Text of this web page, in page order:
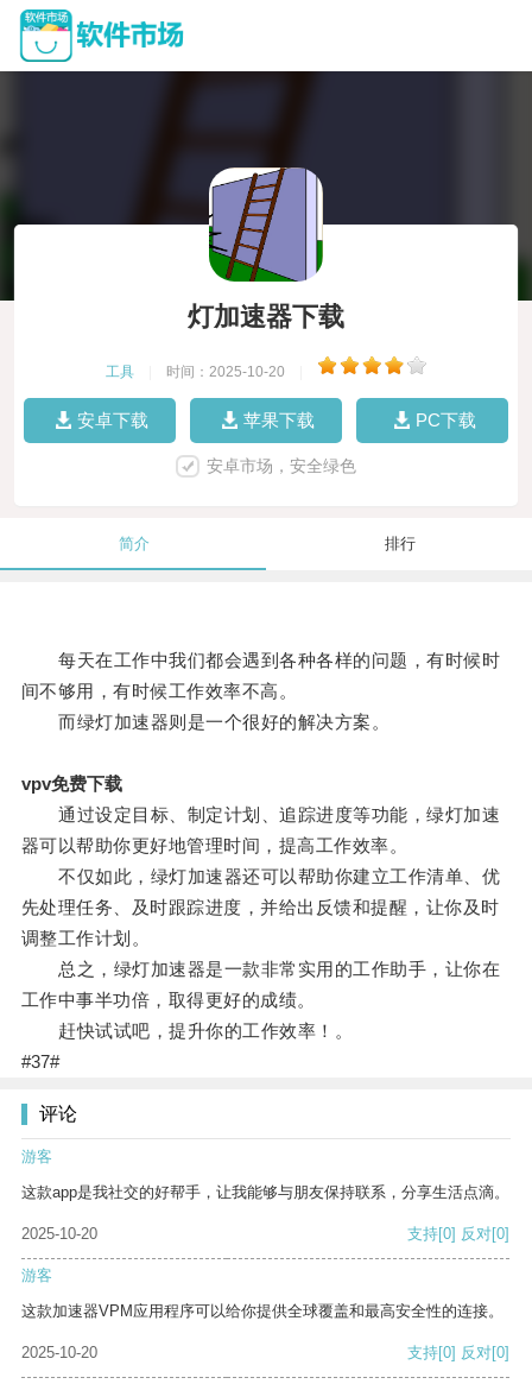
灯加速器下载
工具 时间：2025-10-20
安卓下载 苹果下载 PC下载
安卓市场，安全绿色
简介 排行
每天在工作中我们都会遇到各种各样的问题，有时候时
间不够用，有时候工作效率不高。
而绿灯加速器则是一个很好的解决方案。
vpv免费下载
通过设定目标、制定计划、追踪进度等功能，绿灯加速
器可以帮助你更好地管理时间，提高工作效率。
不仅如此，绿灯加速器还可以帮助你建立工作清单、优
先处理任务、及时跟踪进度，并给出反馈和提醒，让你及时
调整工作计划。
总之，绿灯加速器是一款非常实用的工作助手，让你在
工作中事半功倍，取得更好的成绩。
赶快试试吧，提升你的工作效率！。
#37#
评论
游客
这款app是我社交的好帮手，让我能够与朋友保持联系，分享生活点滴。
2025-10-20 支持[0] 反对[0]
游客
这款加速器VPM应用程序可以给你提供全球覆盖和最高安全性的连接。
2025-10-20 支持[0] 反对[0]